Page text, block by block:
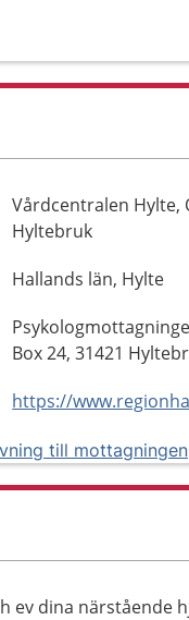
Vårdcentralen Hylte,
Hyltebruk
Hallands län, Hylte
Box 24, 31421
till mottagningen
ev dina närstående